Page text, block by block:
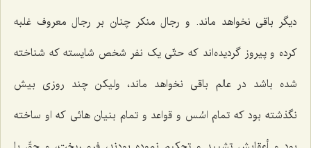
دیگر باقى نخواهد ماند. و رجال منکر چنان بر رجال معروف غلبه
کرده و پیروز گردیده‌اند که حتّى یک نفر شخص شایسته که شناخته
شده باشد در عالم باقى نخواهد ماند، ولیکن چند روزى بیش
نگذشته بود که تمام اسُس و قواعد و تمام بنیان هائى که او ساخته